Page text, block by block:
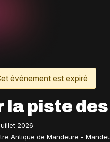
événement est expiré
la piste
2026
Antique de Mandeure -